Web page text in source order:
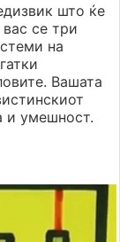
што ќе
се три
на
Вашата
и умешност.